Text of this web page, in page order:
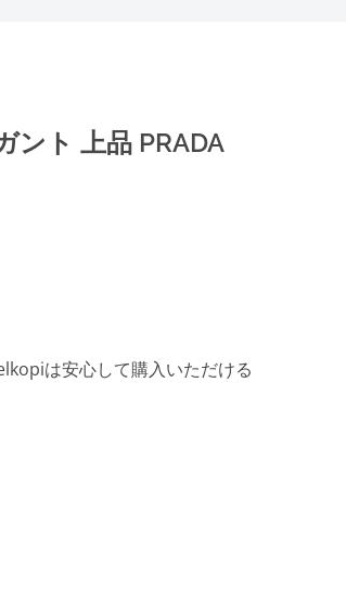
ント 上品 PRADA
は安心して購入いただける